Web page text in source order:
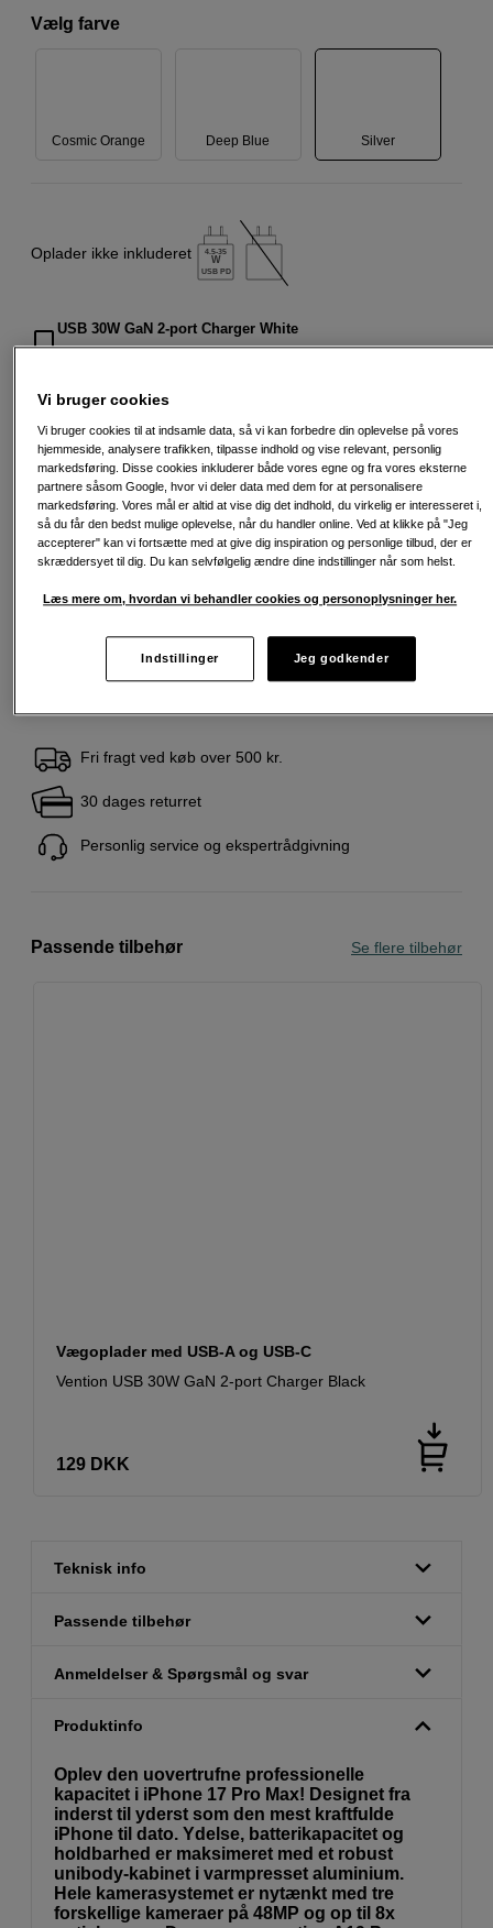
Vælg farve
Cosmic Orange Deep Blue Silver
Oplader ikke inkluderet 4.5-35
W
USB PD
USB 30W GaN 2-port Charger White
129 DKK
18.990 DKK
Antal
Læg i indkøbskurv
Energiklasse
Fri fragt ved køb over 500 kr.
30 dages returret
Personlig service og ekspertrådgivning
Passende tilbehør Se flere tilbehør
Vægoplader med USB-A og USB-C
Vention USB 30W GaN 2-port Charger Black
129 DKK
Teknisk info
Passende tilbehør
Anmeldelser & Spørgsmål og svar
Produktinfo
Oplev den uovertrufne professionelle
kapacitet i iPhone 17 Pro Max! Designet fra
inderst til yderst som den mest kraftfulde
iPhone til dato. Ydelse, batterikapacitet og
holdbarhed er maksimeret med et robust
unibody-kabinet i varmpresset aluminium.
Hele kamerasystemet er nytænkt med tre
forskellige kameraer på 48MP og op til 8x
Vi bruger cookies
Vi bruger cookies til at indsamle data, så vi kan forbedre din oplevelse på vores
hjemmeside, analysere trafikken, tilpasse indhold og vise relevant, personlig
markedsføring. Disse cookies inkluderer både vores egne og fra vores eksterne
partnere såsom Google, hvor vi deler data med dem for at personalisere
markedsføring. Vores mål er altid at vise dig det indhold, du virkelig er interesseret i,
så du får den bedst mulige oplevelse, når du handler online. Ved at klikke på "Jeg
accepterer" kan vi fortsætte med at give dig inspiration og personlige tilbud, der er
skræddersyet til dig. Du kan selvfølgelig ændre dine indstillinger når som helst.
Læs mere om, hvordan vi behandler cookies og personoplysninger her.
Indstillinger Jeg godkender